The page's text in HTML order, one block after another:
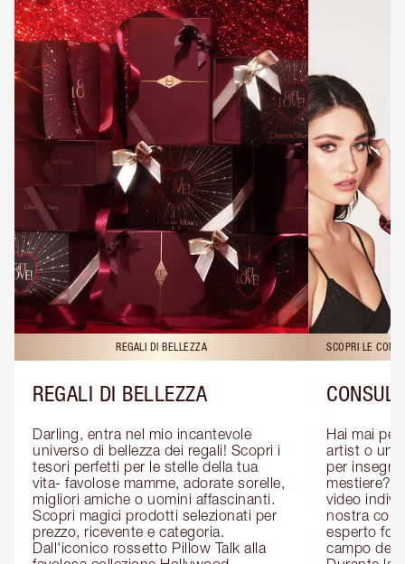
REGALI DI BELLEZZA
REGALI DI BELLEZZA
Darling, entra nel mio incantevole
universo di bellezza dei regali! Scopri i
tesori perfetti per le stelle della tua
vita- favolose mamme, adorate sorelle,
migliori amiche o uomini affascinanti.
Scopri magici prodotti selezionati per
prezzo, ricevente e categoria.
Dall'iconico rossetto Pillow Talk alla
SCOPRI LE
Hai mai
artist o un
per
mestiere?
video
nostra
esperto
campo del